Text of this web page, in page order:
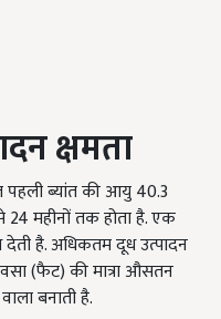
क्षमता
पहली ब्यांत की आयु 40.3
24 महीनों तक होता है. एक
है. अधिकतम दूध उत्पादन
(फैट) की मात्रा औसतन
बनाती है.